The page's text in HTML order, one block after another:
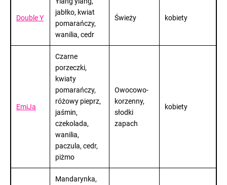
Double Y
jabłko, kwiat
pomarańczy,
wanilia, cedr
Świeży kobiety
EmiJa
Czarne
porzeczki,
kwiaty
pomarańczy,
różowy pieprz,
jaśmin,
czekolada,
wanilia,
paczula, cedr,
piżmo
Owocowo-
korzenny,
słodki
zapach
kobiety
Mandarynka,